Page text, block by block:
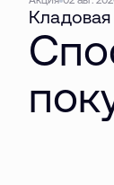
Кладовая